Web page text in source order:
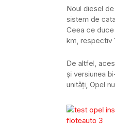
Noul diesel
sistem de
Ceea ce
km, respectiv
De altfel,
și versiunea
unităţi, Opel